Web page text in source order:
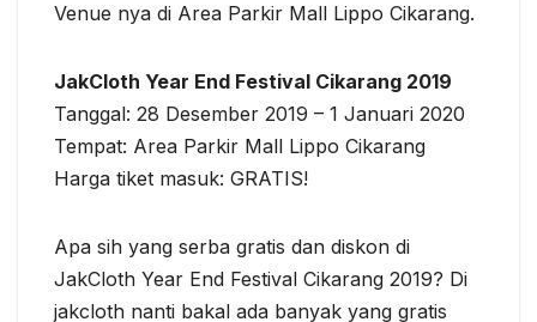
Venue nya di Area Parkir Mall Lippo Cikarang.
JakCloth Year End Festival Cikarang 2019
Tanggal: 28 Desember 2019 – 1 Januari 2020
Tempat: Area Parkir Mall Lippo Cikarang
Harga tiket masuk: GRATIS!
Apa sih yang serba gratis dan diskon di
JakCloth Year End Festival Cikarang 2019? Di
jakcloth nanti bakal ada banyak yang gratis